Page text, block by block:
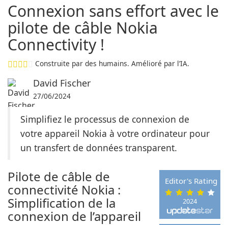
Connexion sans effort avec le
pilote de câble Nokia
Connectivity !
Construite par des humains. Amélioré par l’IA.
David Fischer
27/06/2024
Simplifiez le processus de connexion de
votre appareil Nokia à votre ordinateur pour
un transfert de données transparent.
2024
Editor's Rating
Pilote de câble de
connectivité Nokia :
Simplification de la
connexion de l’appareil